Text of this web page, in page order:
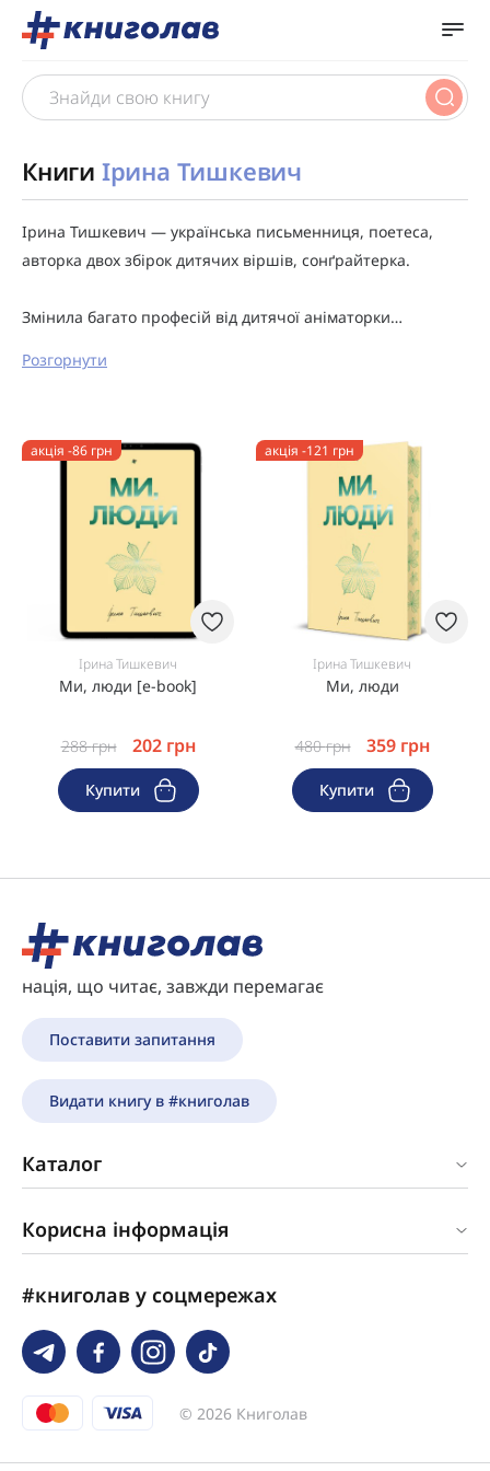
Книги Ірина Тишкевич
Ірина Тишкевич — українська письменниця, поетеса,
авторка двох збірок дитячих віршів, сонґрайтерка.
Змінила багато професій від дитячої аніматорки…
Розгорнути
акція -86 грн
Ірина Тишкевич
Ми, люди [e-book]
288грн 202 грн
Купити
акція -121 грн
Ірина Тишкевич
Ми, люди
480грн 359 грн
Купити
нація, що читає, завжди перемагає
Поставити запитання
Видати книгу в #книголав
Каталог
Корисна інформація
#книголав у соцмережах
© 2026 Книголав